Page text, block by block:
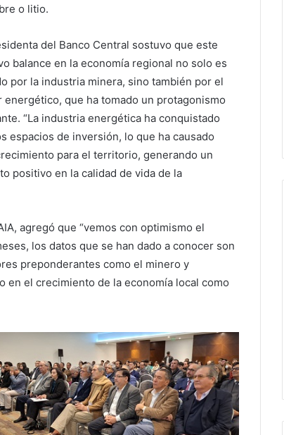
o litio.
del Banco Central sostuvo que este
balance en la economía regional no solo es
por la industria minera, sino también por el
energético, que ha tomado un protagonismo
“La industria energética ha conquistado
espacios de inversión, lo que ha causado
para el territorio, generando un
positivo en la calidad de vida de la
agregó que “vemos con optimismo el
los datos que se han dado a conocer son
preponderantes como el minero y
el crecimiento de la economía local como